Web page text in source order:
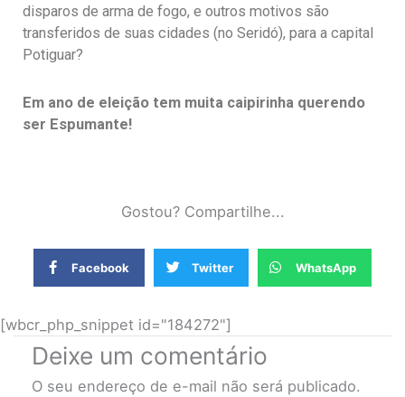
disparos de arma de fogo, e outros motivos são
transferidos de suas cidades (no Seridó), para a capital
Potiguar?
Em ano de eleição tem muita caipirinha querendo
ser Espumante!
Gostou? Compartilhe...
Facebook Twitter WhatsApp
[wbcr_php_snippet id="184272"]
Deixe um comentário
O seu endereço de e-mail não será publicado.